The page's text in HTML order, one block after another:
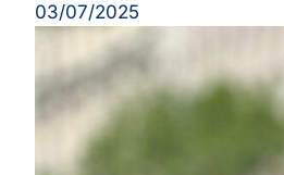
03/07/2025